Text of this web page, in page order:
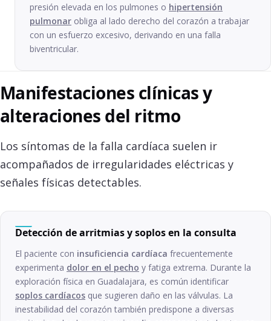
presión elevada en los pulmones o hipertensión
pulmonar obliga al lado derecho del corazón a trabajar
con un esfuerzo excesivo, derivando en una falla
biventricular.
Manifestaciones clínicas y
alteraciones del ritmo
Los síntomas de la falla cardíaca suelen ir
acompañados de irregularidades eléctricas y
señales físicas detectables.
Detección de arritmias y soplos en la consulta
El paciente con insuficiencia cardíaca frecuentemente
experimenta dolor en el pecho y fatiga extrema. Durante la
exploración física en Guadalajara, es común identificar
soplos cardíacos que sugieren daño en las válvulas. La
inestabilidad del corazón también predispone a diversas